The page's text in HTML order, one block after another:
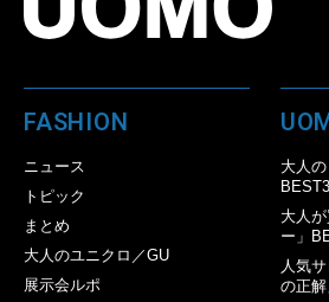
FASHION
ニュース
トピック
まとめ
大人のユニクロ／GU
展示会ルポ
大人の
大人
ー」
人気
の正